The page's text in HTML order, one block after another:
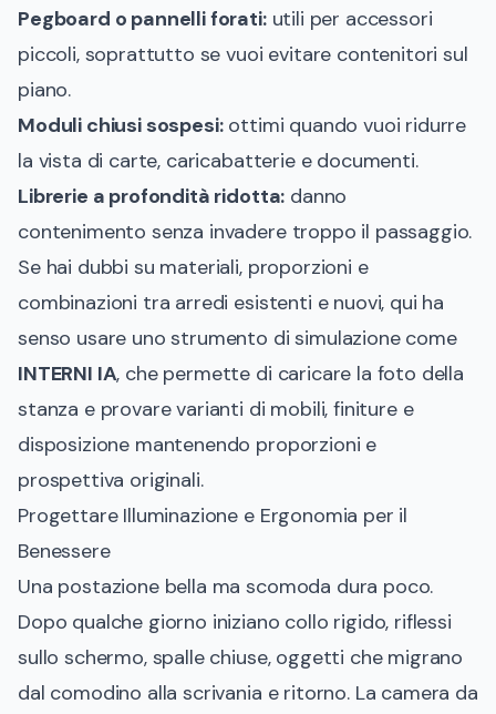
Pegboard o pannelli forati:utili per accessori
piccoli, soprattutto se vuoi evitare contenitori sul
piano.
Moduli chiusi sospesi:ottimi quando vuoi ridurre
la vista di carte, caricabatterie e documenti.
Librerie a profondità ridotta: danno
contenimento senza invadere troppo il passaggio.
Se hai dubbi su materiali, proporzioni e
combinazioni tra arredi esistenti e nuovi, qui ha
senso usare uno strumento di simulazione come
INTERNI IA, che permette di caricare la foto della
stanza e provare varianti di mobili, finiture e
disposizione mantenendo proporzioni e
prospettiva originali.
Progettare Illuminazione e Ergonomia per il
Benessere
Una postazione bella ma scomoda dura poco.
Dopo qualche giorno iniziano collo rigido, riflessi
sullo schermo, spalle chiuse, oggetti che migrano
dal comodino alla scrivania e ritorno. La camera da